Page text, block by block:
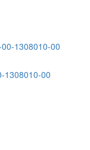
1308010-00